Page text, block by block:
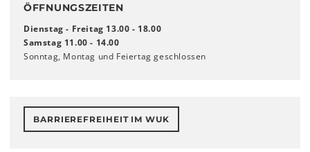
ÖFFNUNGSZEITEN
Dienstag - Freitag 13.00 - 18.00
Samstag 11.00 - 14.00
Sonntag, Montag und Feiertag geschlossen
BARRIEREFREIHEIT IM WUK